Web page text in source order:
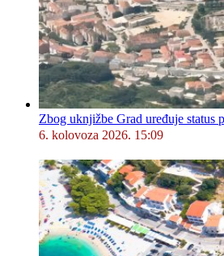
Zbog uknjižbe Grad uređuje status
6. kolovoza 2026. 15:09